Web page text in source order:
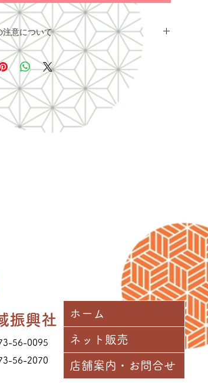
注意について
て■
品の発送は、ヤマト運輸
のみご利用いただ
する際に、
必ず都道府県をご選択の上、配
ヤマト運輸」に設定してください。
いて■
配送方法を選択後、レジに進み、「オフラ
客様のメールアドレスに請求書を送付させ
ますので、お手数ですがお振込みをお願い申
。送金が確認でき次第、商品を発送いたしま
料はご負担いただきます。
振興社
56-0095
56-2070
ホーム
ネット販売
店舗案内・お問合せ